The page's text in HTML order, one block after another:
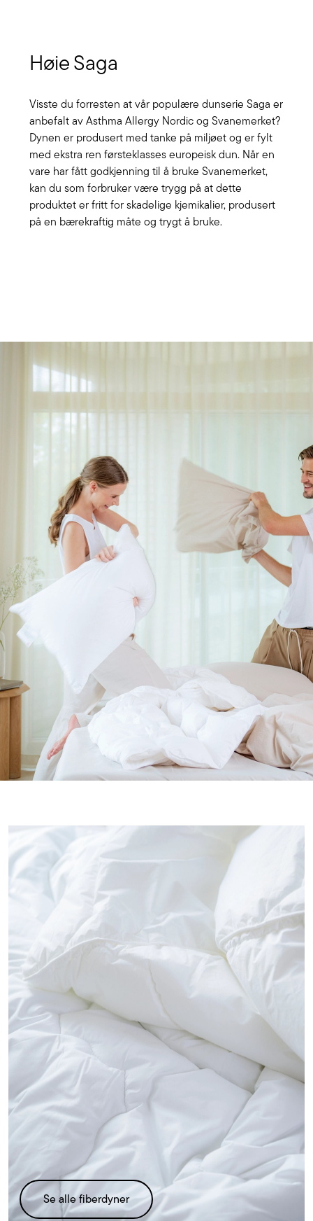
Høie Saga
Visste du forresten at vår populære dunserie Saga er
anbefalt av Asthma Allergy Nordic og Svanemerket?
Dynen er produsert med tanke på miljøet og er fylt
med ekstra ren førsteklasses europeisk dun. Når en
vare har fått godkjenning til å bruke Svanemerket,
kan du som forbruker være trygg på at dette
produktet er fritt for skadelige kjemikalier, produsert
på en bærekraftig måte og trygt å bruke.
Se
alle
fiberdyner
Se alle fiberdyner